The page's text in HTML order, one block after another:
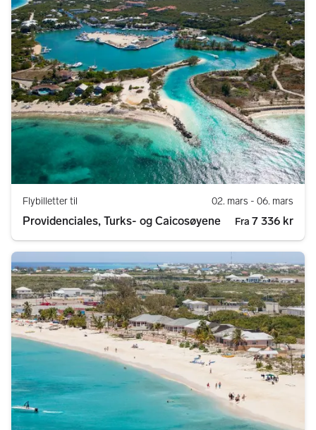
Flybilletter til 02. mars - 06. mars
Providenciales, Turks- og Caicosøyene Fra 7 336 kr